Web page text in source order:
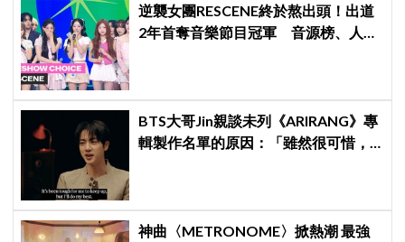
逆襲女團RESCENE終於熬出頭！出道
2年首奪音樂節目冠軍 音源榜、人氣
BTS大哥Jin親談未列《ARIRANG》專
輯製作名單的原因：「雖然很可惜，
神曲〈METRONOME〉掀熱潮 最強